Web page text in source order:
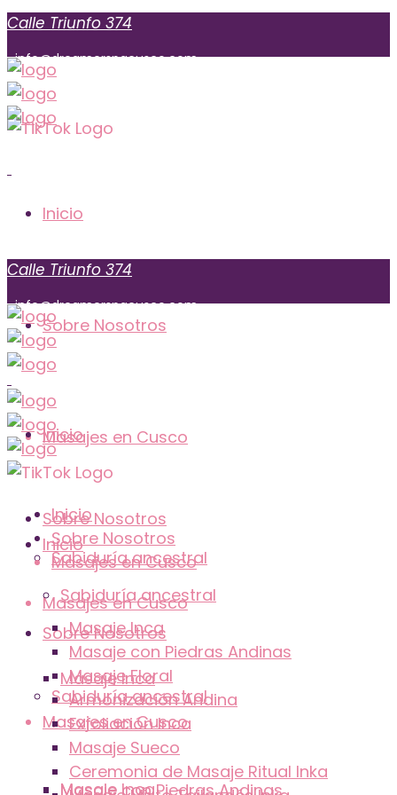
Calle Triunfo 374
info@dreamerspacusco.com
Sunday to Monday: 09:00 am – 10:00 pm
Inicio
Sobre Nosotros
Masajes en Cusco
Sabiduría ancestral
Masaje Inca
Masaje con Piedras Andinas
Calle Triunfo 374
info@dreamerspacusco.com
Callefo 374Triun
+51 974 855 771
Inicio
Sobre Nosotros
Masajes en Cusco
Sabiduría ancestral
Masaje Inca
Inicio
Sobre Nosotros
Masajes en Cusco
Inicio
Sobre Nosotros
Masajes en Cusco
Sabiduría ancestral
Masaje Inca
Masaje con Piedras Andinas
Masaje Floral
Armonización Andina
Exfoliación Inca
Masaje Sueco
Ceremonia de Masaje Ritual Inka